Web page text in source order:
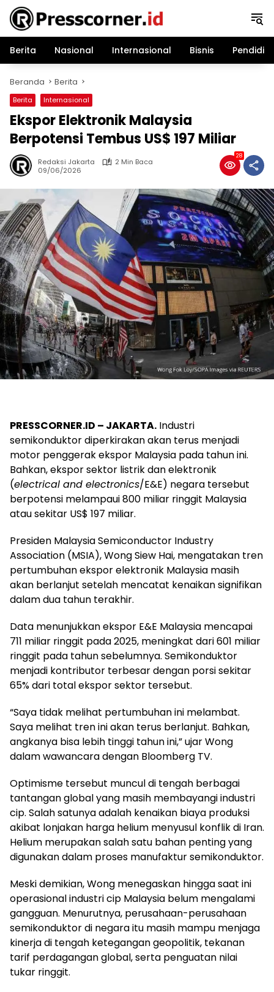
Langsung
konten
Berita
Nasional Internasional Bisnis
Beranda Berita
Berita Internasional
Ekspor Elektronik Malaysia
Berpotensi Tembus US$ 197 Miliar
Redaksi Jakarta
2 Min Baca
09/06/2026
28
PRESSCORNER.ID – JAKARTA. Industri
semikonduktor diperkirakan akan terus menjadi
motor penggerak ekspor Malaysia pada tahun ini.
Bahkan, ekspor sektor listrik dan elektronik
(electrical and electronics/E&E) negara tersebut
berpotensi melampaui 800 miliar ringgit Malaysia
atau sekitar US$ 197 miliar.
Presiden Malaysia Semiconductor Industry
Association (MSIA), Wong Siew Hai, mengatakan tren
pertumbuhan ekspor elektronik Malaysia masih
akan berlanjut setelah mencatat kenaikan signifikan
dalam dua tahun terakhir.
Data menunjukkan ekspor E&E Malaysia mencapai
711 miliar ringgit pada 2025, meningkat dari 601 miliar
ringgit pada tahun sebelumnya. Semikonduktor
menjadi kontributor terbesar dengan porsi sekitar
65% dari total ekspor sektor tersebut.
“Saya tidak melihat pertumbuhan ini melambat.
Saya melihat tren ini akan terus berlanjut. Bahkan,
angkanya bisa lebih tinggi tahun ini,” ujar Wong
dalam wawancara dengan Bloomberg TV.
Optimisme tersebut muncul di tengah berbagai
tantangan global yang masih membayangi industri
cip. Salah satunya adalah kenaikan biaya produksi
akibat lonjakan harga helium menyusul konflik di Iran.
Helium merupakan salah satu bahan penting yang
digunakan dalam proses manufaktur semikonduktor.
Meski demikian, Wong menegaskan hingga saat ini
operasional industri cip Malaysia belum mengalami
gangguan. Menurutnya, perusahaan-perusahaan
semikonduktor di negara itu masih mampu menjaga
kinerja di tengah ketegangan geopolitik, tekanan
tarif perdagangan global, serta penguatan nilai
tukar ringgit.